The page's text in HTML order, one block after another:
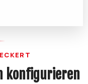
konfigurieren